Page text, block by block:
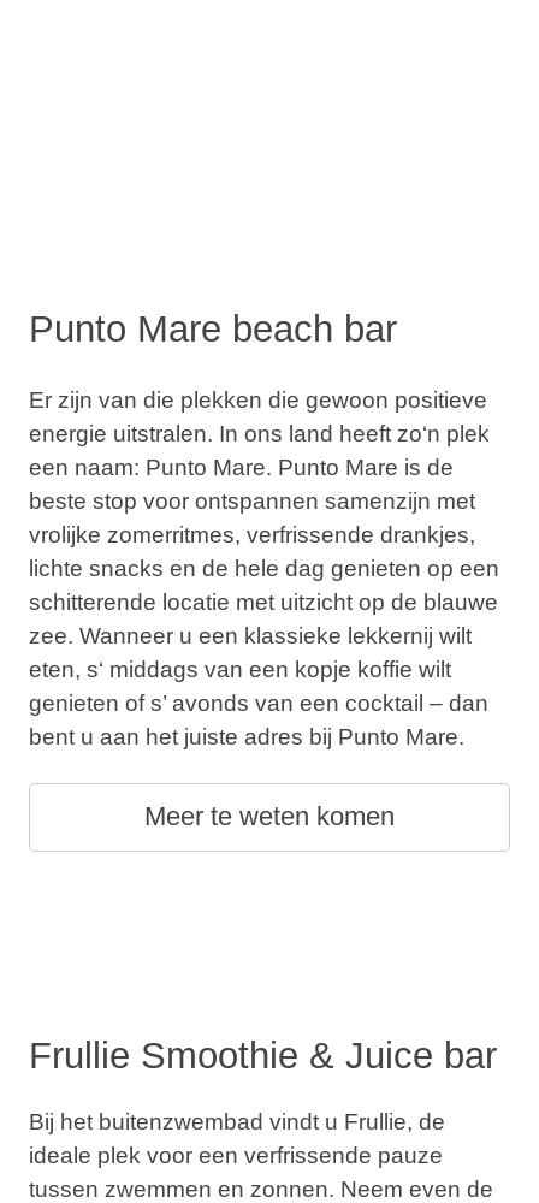
Punto Mare beach bar
Er zijn van die plekken die gewoon positieve
energie uitstralen. In ons land heeft zo‘n plek
een naam: Punto Mare. Punto Mare is de
beste stop voor ontspannen samenzijn met
vrolijke zomerritmes, verfrissende drankjes,
lichte snacks en de hele dag genieten op een
schitterende locatie met uitzicht op de blauwe
zee. Wanneer u een klassieke lekkernij wilt
eten, s‘ middags van een kopje koffie wilt
genieten of s’ avonds van een cocktail – dan
bent u aan het juiste adres bij Punto Mare.
Meer te weten komen
Frullie Smoothie & Juice bar
Bij het buitenzwembad vindt u Frullie, de
ideale plek voor een verfrissende pauze
tussen zwemmen en zonnen. Neem even de